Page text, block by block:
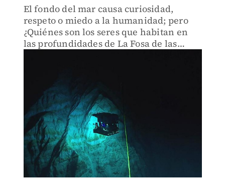
El fondo del mar causa curiosidad,
respeto o miedo a la humanidad; pero
¿Quiénes son los seres que habitan en
las profundidades de La Fosa de las